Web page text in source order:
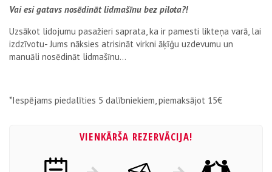
Vai esi gatavs nosēdināt lidmašīnu bez pilota?!
Uzsākot lidojumu pasažieri saprata, ka ir pamesti likteņa varā, lai
izdzīvotu- Jums nāksies atrisināt virkni āķīģu uzdevumu un
manuāli nosēdināt lidmašīnu...
*Iespējams piedalīties 5 dalībniekiem, piemaksājot 15€
VIENKĀRŠA REZERVĀCIJA!